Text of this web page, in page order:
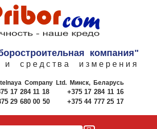
компания"
средства измерения
Company Ltd.Минск, Беларусь
17 284 11 18
+375 17 284 11 16
29 680 00 50 +375 44 777 25 17